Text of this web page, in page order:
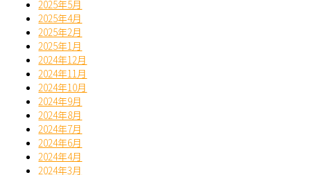
2025年5月
2025年4月
2025年2月
2025年1月
2024年12月
2024年11月
2024年10月
2024年9月
2024年8月
2024年7月
2024年6月
2024年4月
2024年3月